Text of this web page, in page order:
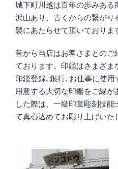
城下町川越は百年の歩みある
沢山あり、古くからの繋がり
製にあたらせて頂いておりま
昔から当店はお客さまとのご
ております。印鑑はさまざま
印鑑登録､銀行､お仕事に使
用意する大切な印鑑をご縁が
した際は、一級印章彫刻技
て真心込めてお彫り上げいた